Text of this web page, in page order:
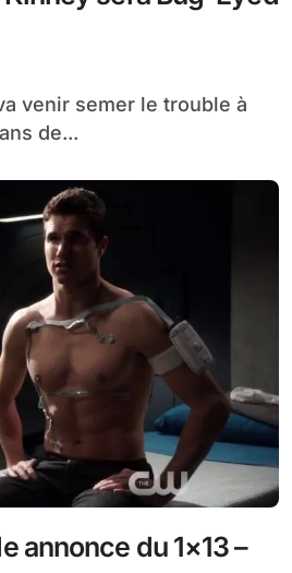
de...
annonce du 1×13 –